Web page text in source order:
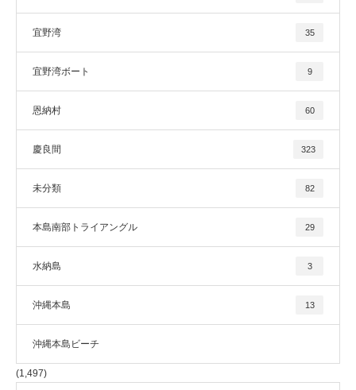
宜野湾 35
宜野湾ボート 9
恩納村 60
慶良間 323
未分類 82
本島南部トライアングル 29
水納島 3
沖縄本島 13
沖縄本島ビーチ
(1,497)